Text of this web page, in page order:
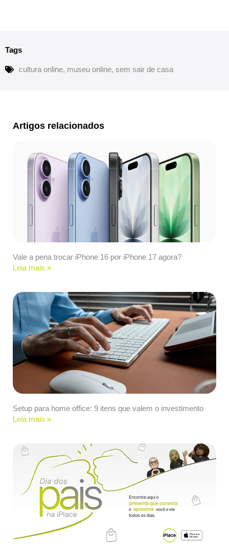
Tags
cultura online, museu online, sem sair de casa
Artigos relacionados
Vale a pena trocar iPhone 16 por iPhone 17 agora?
Leia mais »
Setup para home office: 9 itens que valem o investimento
Leia mais »